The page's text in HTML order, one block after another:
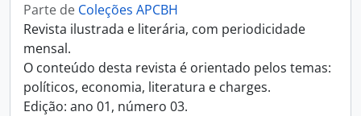
Parte de Coleções APCBH
Revista ilustrada e literária, com periodicidade
mensal.
O conteúdo desta revista é orientado pelos temas:
políticos, economia, literatura e charges.
Edição: ano 01, número 03.